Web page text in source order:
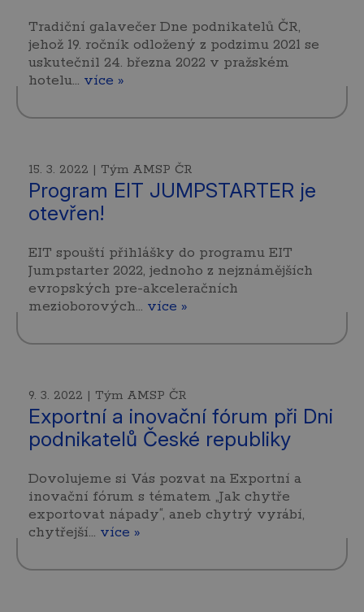
Tradiční galavečer Dne podnikatelů ČR,
jehož 19. ročník odložený z podzimu 2021 se
uskutečnil 24. března 2022 v pražském
hotelu… více »
15. 3. 2022 | Tým AMSP ČR
Program EIT JUMPSTARTER je
otevřen!
EIT spouští přihlášky do programu EIT
Jumpstarter 2022, jednoho z nejznámějších
evropských pre-akceleračních
mezioborových… více »
9. 3. 2022 | Tým AMSP ČR
Exportní a inovační fórum při Dni
podnikatelů České republiky
Dovolujeme si Vás pozvat na Exportní a
inovační fórum s tématem „Jak chytře
exportovat nápady“, aneb chytrý vyrábí,
chytřejší… více »